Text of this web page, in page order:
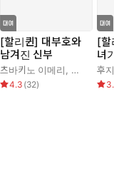
[할리퀸] 대부호와
남겨진 신부
츠바키노 이메리 케이트 휴
4.3 (32)
[할
녀
후